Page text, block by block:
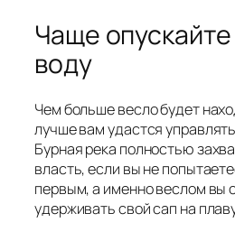
Чаще
воду
Чем больше весло будет
лучше вам удастся
Бурная река полностью
власть, если вы не
первым, а именно веслом вы
удерживать свой сап на